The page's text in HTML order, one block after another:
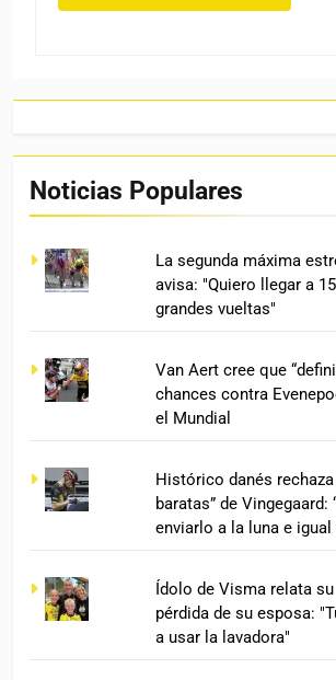
Noticias Populares
La segunda máxima
avisa: "Quiero llegar a
grandes vueltas"
Van Aert cree que
chances contra
el Mundial
Histórico danés rechaza
baratas” de Vingegaard:
enviarlo a la luna e igual
Ídolo de Visma relata
pérdida de su esposa:
a usar la lavadora"